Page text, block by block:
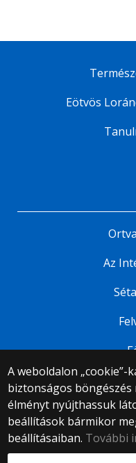
A weboldalon „cookie”-
biztonságos
élményt nyújthassuk
beállítások bármikor
beállításaiban. További
Eötvös
Az
© 2025 Eötvös
1053
Központi